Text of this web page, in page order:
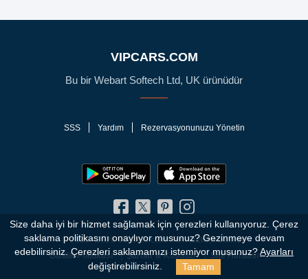
VIPCARS.COM
Bu bir Webart Softech Ltd, UK ürünüdür
SSS Yardım Rezervasyonunuzu Yönetin
Gizlilik Politikası Şartlar & Koşullar Site Haritası
© 2010 - 2026 VIPCars.com. Tüm Hakları Saklıdır
Size daha iyi bir hizmet sağlamak için çerezleri kullanıyoruz. Çerez
saklama politikasını onaylıyor musunuz?Gezinmeye devam
edebilirsiniz. Çerezleri saklamamızı istemiyor musunuz? Ayarları
değiştirebilirsiniz.
Tamam